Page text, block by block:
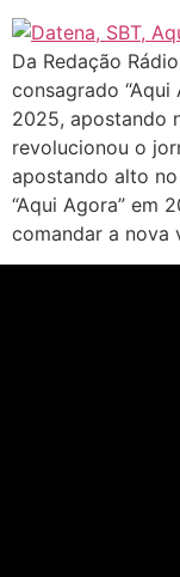
Da Redação
consagrado
2025, apostando
revolucionou o
apostando alto
“Aqui Agora” em
comandar a nova